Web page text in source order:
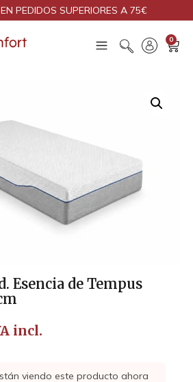
PEDIDOS SUPERIORES A 75€
0
Esencia de Tempus
incl.
viendo este producto ahora